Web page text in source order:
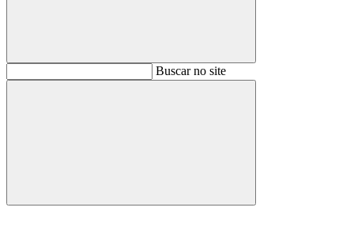
BuscarBuscar no site
Buscar